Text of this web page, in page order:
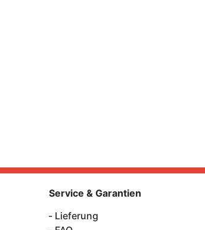
Service & Garantien
Lieferung